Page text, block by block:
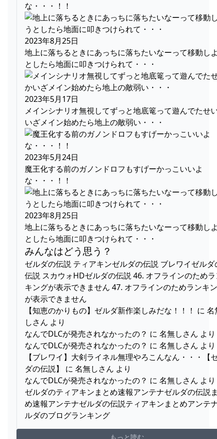
な・・・！！
2023年8月25日
地上に落ちるときにあっちに落ちたいなーって移動し
としたら地面に叩きつけられて・・・
2023年5月17日
メインシナリオ無視してずっと地底篭って遊んでたせ
いざメイン始めたら地上の敵弱い・・・
2023年5月24日
魔王化する前のガノンドロフもすげーかっこいいよ
な・・・！！
2023年8月25日
地上に落ちるときにあっちに落ちたいなーって移動し
としたら地面に叩きつけられて・・・
みんなはどう思う？
ゼルダの伝説 ティアキンゼルダの伝説 ブレワイゼルダ
伝説 スカウォHDゼルダの伝説 46. オフラインのため
キングが表示できません 47. オフラインのためランキ
が表示できません
【知恵のかりもの】ゼルダ新作楽しみだな！！！ に 名
しさん より
なんでDLCが発売されなかったの？ に 名無しさん より
なんでDLCが発売されなかったの？ に 名無しさん より
【ブレワイ】大剣ライネル無理やろこんなん・・・【
ダの伝説】 に 名無しさん より
なんでDLCが発売されなかったの？ に 名無しさん より
ゼルダのティアキンまとめ速報アンテナゼルダの伝説
め速報アンテナゼルダの伝説ティアキンまとめアンテ
ルダのブログランキング